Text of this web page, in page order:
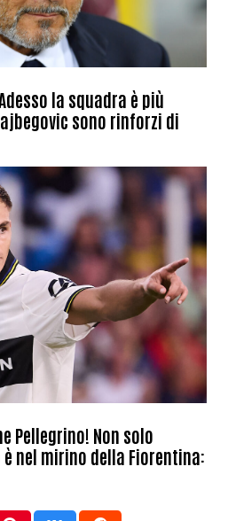
la squadra è più
sono rinforzi di
Pellegrino! Non solo
nel mirino della Fiorentina: